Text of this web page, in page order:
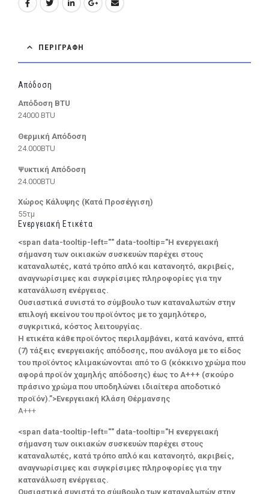
ΠΕΡΙΓΡΑΦΉ
Απόδοση
Απόδοση BTU
24000 BTU
Θερμική Απόδοση
24.000BTU
Ψυκτική Απόδοση
24.000BTU
Χώρος Κάλυψης (Κατά Προσέγγιση)
55τμ
Ενεργειακή Ετικέτα
<span data-tooltip-left="" data-tooltip="Η ενεργειακή
σήμανση των οικιακών συσκευών παρέχει στους
καταναλωτές, κατά τρόπο απλό και κατανοητό, ακριβείς,
αναγνωρίσιμες και συγκρίσιμες πληροφορίες για την
κατανάλωση ενέργειας.
Ουσιαστικά συνιστά το σύμβουλο των καταναλωτών στην
επιλογή εκείνου του προϊόντος με το χαμηλότερο,
συγκριτικά, κόστος λειτουργίας.
Η ετικέτα κάθε προϊόντος περιλαμβάνει, κατά κανόνα, επτά
(7) τάξεις ενεργειακής απόδοσης, που ανάλογα με το είδος
του προϊόντος κλιμακώνονται από το G (κόκκινο χρώμα που
αφορά προϊόν χαμηλής απόδοσης) έως το Α+++ (σκούρο
πράσινο χρώμα που υποδηλώνει ιδιαίτερα αποδοτικό
προϊόν).”>Ενεργειακή Κλάση Θέρμανσης
A+++
<span data-tooltip-left="" data-tooltip="Η ενεργειακή
σήμανση των οικιακών συσκευών παρέχει στους
καταναλωτές, κατά τρόπο απλό και κατανοητό, ακριβείς,
αναγνωρίσιμες και συγκρίσιμες πληροφορίες για την
κατανάλωση ενέργειας.
Ουσιαστικά συνιστά το σύμβουλο των καταναλωτών στην